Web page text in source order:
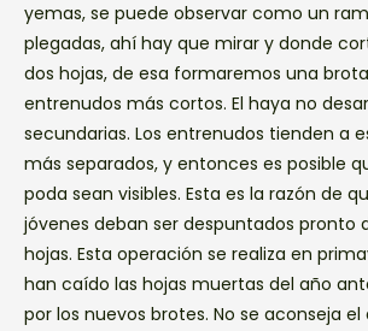
yemas, se puede observar como un
plegadas, ahí hay que mirar y donde
dos hojas, de esa formaremos una
entrenudos más cortos. El haya no
secundarias. Los entrenudos tienden a
más separados, y entonces es posible
poda sean visibles. Esta es la razón de
jóvenes deban ser despuntados pronto
hojas. Esta operación se realiza en
han caído las hojas muertas del año
por los nuevos brotes. No se aconseja